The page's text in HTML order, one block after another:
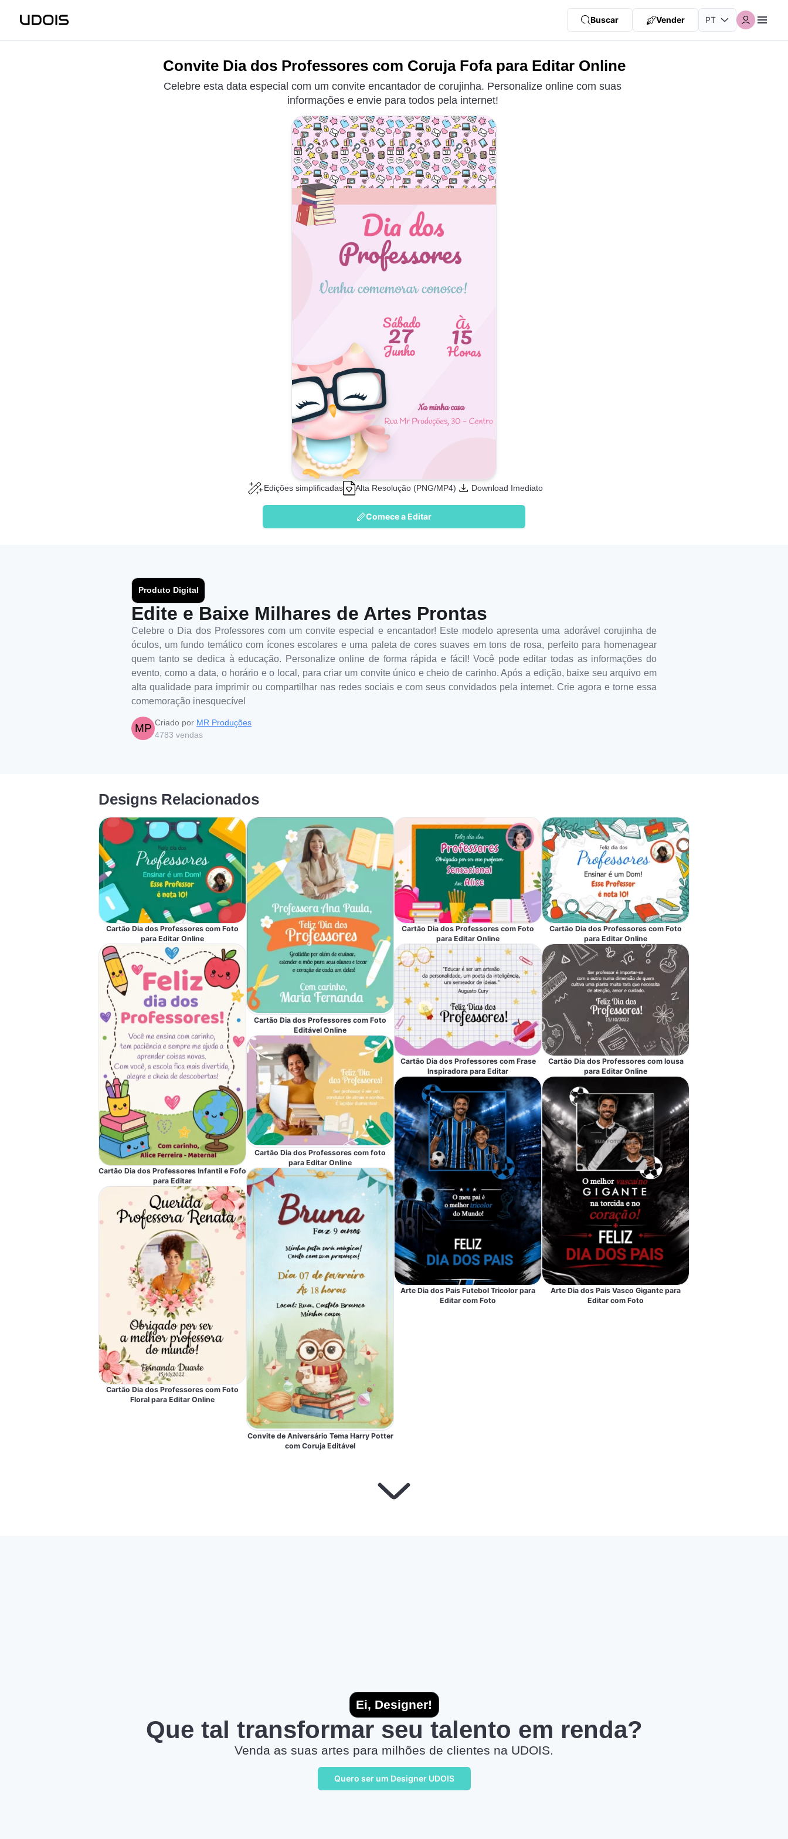
Buscar Vender
Convite Dia dos Professores com Coruja Fofa para Editar Online
Celebre esta data especial com um convite encantador de corujinha. Personalize online com suas
informações e envie para todos pela internet!
Edições simplificadas Alta Resolução (PNG/MP4) Download Imediato
Comece a Editar
Produto Digital
Edite e Baixe Milhares de Artes Prontas
Celebre o Dia dos Professores com um convite especial e encantador! Este modelo apresenta uma adorável corujinha de
óculos, um fundo temático com ícones escolares e uma paleta de cores suaves em tons de rosa, perfeito para homenagear
quem tanto se dedica à educação. Personalize online de forma rápida e fácil! Você pode editar todas as informações do
evento, como a data, o horário e o local, para criar um convite único e cheio de carinho. Após a edição, baixe seu arquivo em
alta qualidade para imprimir ou compartilhar nas redes sociais e com seus convidados pela internet. Crie agora e torne essa
comemoração inesquecível
MP Criado por MR Produções
4783 vendas
Designs Relacionados
Cartão Dia dos Professores com Foto
para Editar Online
Cartão Dia dos Professores Infantil e Fofo
para Editar
Cartão Dia dos Professores com Foto
Floral para Editar Online
Cartão Dia dos Professores com Foto
Editável Online
Cartão Dia dos Professores com foto
para Editar Online
Convite de Aniversário Tema Harry Potter
com Coruja Editável
Cartão Dia dos Professores com Foto
para Editar Online
Cartão Dia dos Professores com Frase
Inspiradora para Editar
Arte Dia dos Pais Futebol Tricolor para
Editar com Foto
Cartão Dia dos Professores com Foto
para Editar Online
Cartão Dia dos Professores com lousa
para Editar Online
Arte Dia dos Pais Vasco Gigante para
Editar com Foto
Ei, Designer!
Que tal transformar seu talento em renda?
Venda as suas artes para milhões de clientes na UDOIS.
Quero ser um Designer UDOIS